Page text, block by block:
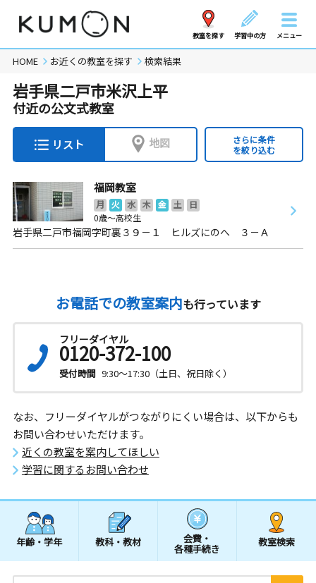
教室を探す 学習中の方 メニュー
HOME お近くの教室を探す 検索結果
岩手県二戸市米沢上平
付近の公文式教室
リスト 地図
さらに条件
を絞り込む
福岡教室
月 火 水 木 金 土
日
0歳～高校生
岩手県二戸市福岡字町裏３９－１ ヒルズにのへ ３－Ａ
お電話での教室案内も行っています
フリーダイヤル
0120-372-100
受付時間 9:30～17:30（土日、祝日除く）
なお、フリーダイヤルがつながりにくい場合は、以下からも
お問い合わせいただけます。
近くの教室を案内してほしい
学習に関するお問い合わせ
年齢・学年 教科・教材 会費・
各種手続き
教室検索